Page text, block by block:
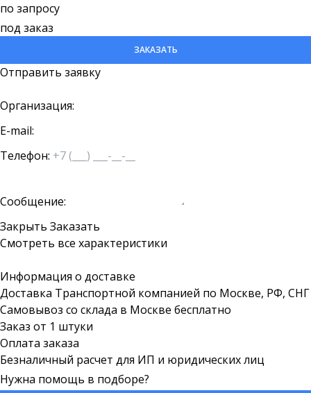
по запросу
под заказ
ЗАКАЗАТЬ
Отправить заявку
Организация:
E-mail:
Телефон:
Сообщение:
Закрыть Заказать
Смотреть все характеристики
Информация о доставке
Доставка Транспортной компанией по Москве, РФ, СНГ
Самовывоз со склада в Москве бесплатно
Заказ от 1 штуки
Оплата заказа
Безналичный расчет для ИП и юридических лиц
Нужна помощь в подборе?